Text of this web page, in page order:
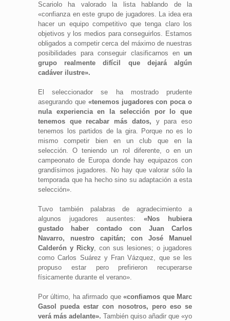
Scariolo ha valorado la lista hablando de la
«confianza en este grupo de jugadores. La idea era
hacer un equipo competitivo que tenga claro los
objetivos y los medios para conseguirlos. Estamos
obligados a competir cerca del máximo de nuestras
posibilidades para conseguir clasificarnos en un
grupo realmente difícil que dejará algún
cadáver ilustre».
El seleccionador se ha mostrado prudente
asegurando que «tenemos jugadores con poca o
nula experiencia en la selección por lo que
tenemos que recabar más datos, y para eso
tenemos los partidos de la gira. Porque no es lo
mismo competir bien en un club que en la
selección. O teniendo un rol diferente, o en un
campeonato de Europa donde hay equipazos con
grandísimos jugadores. No hay que valorar sólo la
temporada que ha hecho sino su adaptación a esta
selección».
Tuvo también palabras de agradecimiento a
algunos jugadores ausentes: «Nos hubiera
gustado haber contado con Juan Carlos
Navarro, nuestro capitán; con José Manuel
Calderón y Ricky, con sus lesiones; o jugadores
como Carlos Suárez y Fran Vázquez, que se les
propuso estar pero prefirieron recuperarse
físicamente durante el verano».
Por último, ha afirmado que«confiamos que Marc
Gasol pueda estar con nosotros, pero eso se
verá más adelante». También quiso añadir que «yo